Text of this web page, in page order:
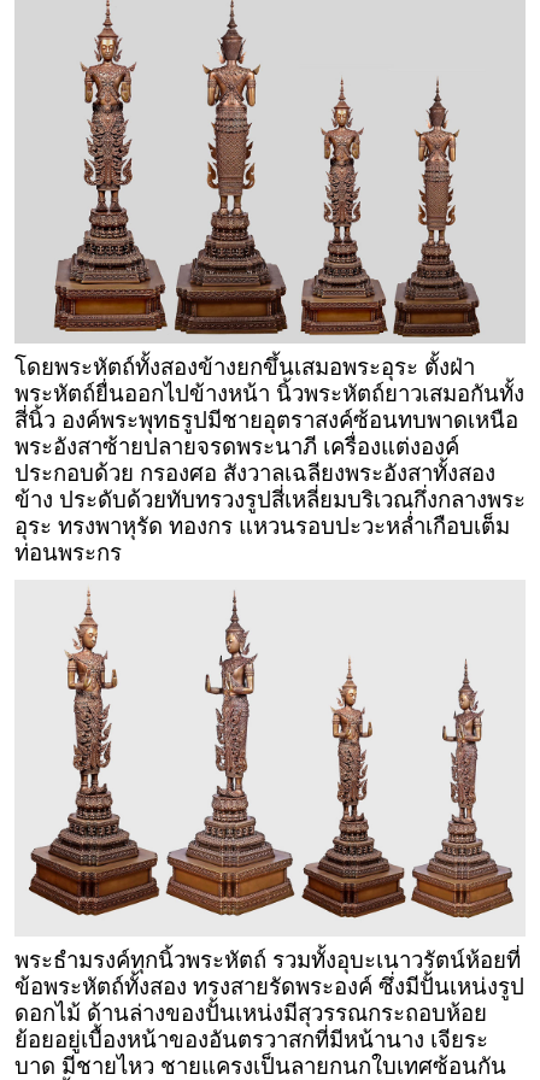
โดยพระหัตถ์ทั้งสองข้างยกขึ้นเสมอพระอุระ ตั้งฝ่า
พระหัตถ์ยื่นออกไปข้างหน้า นิ้วพระหัตถ์ยาวเสมอกันทั้ง
สี่นิ้ว องค์พระพุทธรูปมีชายอุตราสงค์ซ้อนทบพาดเหนือ
พระอังสาซ้ายปลายจรดพระนาภี เครื่องแต่งองค์
ประกอบด้วย กรองศอ สังวาลเฉลียงพระอังสาทั้งสอง
ข้าง ประดับด้วยทับทรวงรูปสี่เหลี่ยมบริเวณกึ่งกลางพระ
อุระ ทรงพาหุรัด ทองกร แหวนรอบปะวะหล่ำเกือบเต็ม
ท่อนพระกร
พระธำมรงค์ทุกนิ้วพระหัตถ์ รวมทั้งอุบะเนาวรัตน์ห้อยที่
ข้อพระหัตถ์ทั้งสอง ทรงสายรัดพระองค์ ซึ่งมีปั้นเหน่งรูป
ดอกไม้ ด้านล่างของปั้นเหน่งมีสุวรรณกระถอบห้อย
ย้อยอยู่เบื้องหน้าของอันตรวาสกที่มีหน้านาง เจียระ
บาด มีชายไหว ชายแครงเป็นลายกนกใบเทศซ้อนกัน